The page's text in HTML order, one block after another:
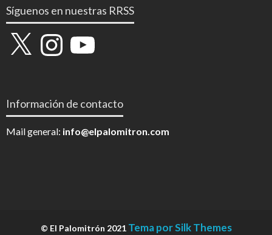
Síguenos en nuestras RRSS
X InstagramYouTube
Información de contacto
Mail general: info@elpalomitron.com
© El Palomitrón 2021 Tema por Silk Themes